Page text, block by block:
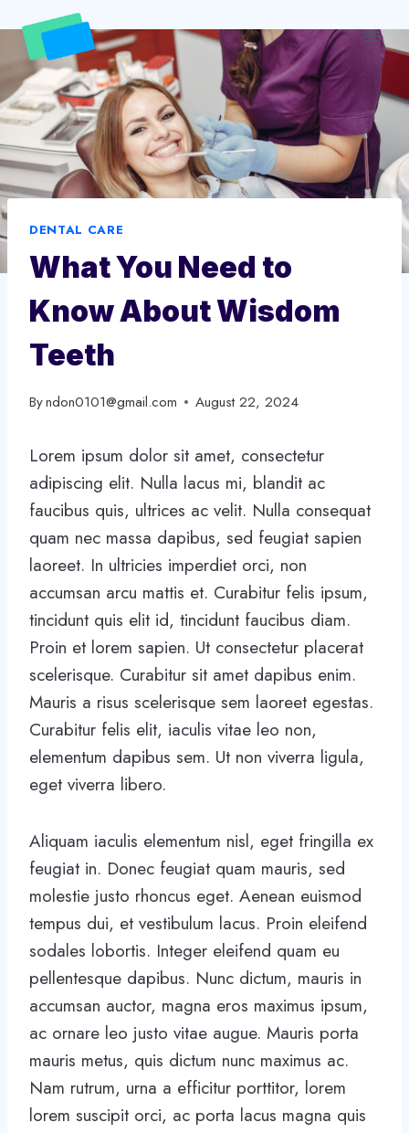
content
DENTAL CARE
What You Need to
Know About Wisdom
Teeth
Byndon0101@gmail.com August 22, 2024
Lorem ipsum dolor sit amet, consectetur
adipiscing elit. Nulla lacus mi, blandit ac
faucibus quis, ultrices ac velit. Nulla consequat
quam nec massa dapibus, sed feugiat sapien
laoreet. In ultricies imperdiet orci, non
accumsan arcu mattis et. Curabitur felis ipsum,
tincidunt quis elit id, tincidunt faucibus diam.
Proin et lorem sapien. Ut consectetur placerat
scelerisque. Curabitur sit amet dapibus enim.
Mauris a risus scelerisque sem laoreet egestas.
Curabitur felis elit, iaculis vitae leo non,
elementum dapibus sem. Ut non viverra ligula,
eget viverra libero.
Aliquam iaculis elementum nisl, eget fringilla ex
feugiat in. Donec feugiat quam mauris, sed
molestie justo rhoncus eget. Aenean euismod
tempus dui, et vestibulum lacus. Proin eleifend
sodales lobortis. Integer eleifend quam eu
pellentesque dapibus. Nunc dictum, mauris in
accumsan auctor, magna eros maximus ipsum,
ac ornare leo justo vitae augue. Mauris porta
mauris metus, quis dictum nunc maximus ac.
Nam rutrum, urna a efficitur porttitor, lorem
lorem suscipit orci, ac porta lacus magna quis